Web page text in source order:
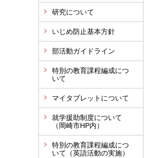
研究について
いじめ防止基本方針
部活動ガイドライン
特別の教育課程編成につ
いて
マイタブレットについて
就学援助制度について
（岡崎市HP内）
特別の教育課程編成につ
いて（英語活動の実施）